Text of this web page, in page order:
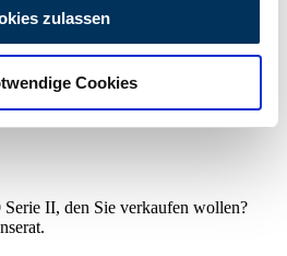
wir Informationen zu Ihrer
an unsere Partner für
und Analysen weiter. Unsere
die Sie ihnen bereitgestellt
zulassen
Cookies
entspricht.
II, den Sie verkaufen wollen?